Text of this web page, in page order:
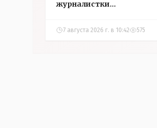
журналистки
7 августа 2026 г. в 10:42 575